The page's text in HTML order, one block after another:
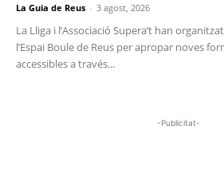
La Guia de Reus - 3 agost, 2026
La Lliga i l’Associació Supera’t han
l’Espai Boule de Reus per apropar noves
accessibles a través...
-Publicitat-